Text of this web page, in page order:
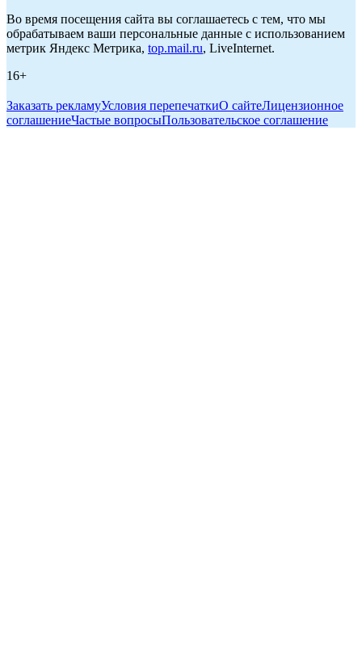
Во время посещения сайта вы соглашаетесь с тем, что мы
обрабатываем ваши персональные данные с использованием
метрик Яндекс Метрика, top.mail.ru, LiveInternet.
16+
Заказать рекламуУсловия перепечаткиО сайтеЛицензионное
соглашениеЧастые вопросыПользовательское соглашение